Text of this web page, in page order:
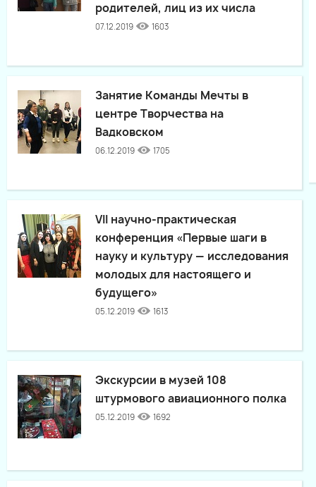
родителей, лиц из их числа
07.12.2019 1603
Занятие Команды Мечты в
центре Творчества на
Вадковском
06.12.2019 1705
VII научно-практическая
конференция «Первые шаги в
науку и культуру — исследования
молодых для настоящего и
будущего»
05.12.2019 1613
Экскурсии в музей 108
штурмового авиационного полка
05.12.2019 1692